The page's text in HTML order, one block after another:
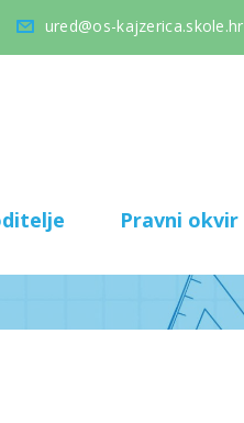
ured@os-kajzerica.skole.hr
Pravni okvir